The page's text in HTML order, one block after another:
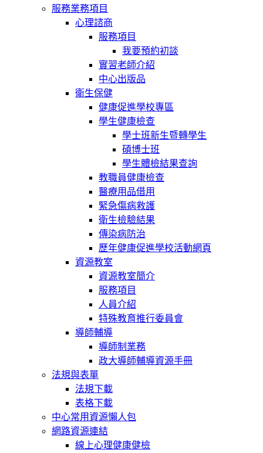
服務業務項目
心理諮商
服務項目
我要預約初談
實習老師介紹
中心出版品
衛生保健
健康促進學校專區
學生健康檢查
學士班新生暨轉學生
碩博士班
學生體檢結果查詢
教職員健康檢查
醫療用品借用
緊急傷病救護
衛生檢驗結果
傳染病防治
歷年健康促進學校活動網頁
資源教室
資源教室簡介
服務項目
人員介紹
特殊教育推行委員會
導師輔導
導師制業務
政大導師輔導資源手冊
法規與表單
法規下載
表格下載
中心常用資源懶人包
網路資源連結
線上心理健康健檢